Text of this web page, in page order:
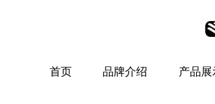
首页 品牌介绍 产品展